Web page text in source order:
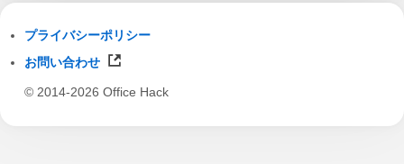
プライバシーポリシー
お問い合わせ
© 2014-2026 Office Hack